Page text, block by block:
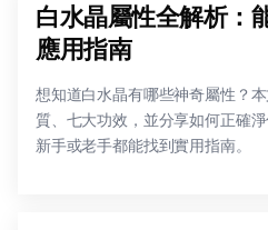
白水晶屬性全解析：
應用指南
想知道白水晶有哪些神奇屬性？
質、七大功效，並分享如何正確
新手或老手都能找到實用指南。